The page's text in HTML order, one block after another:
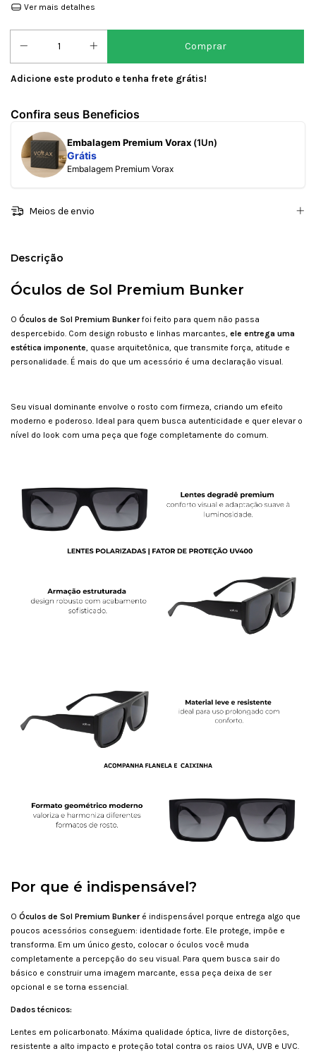
Ver mais detalhes
Adicione este produto e tenha frete grátis!
Confira seus Beneficios
Embalagem Premium Vorax (1Un)
Grátis
Embalagem Premium Vorax
Meios de envio
Descrição
Óculos de Sol Premium Bunker
O Óculos de Sol Premium Bunkerfoi feito para quem não passa
despercebido. Com design robusto e linhas marcantes, ele entrega uma
estética imponente, quase arquitetônica, que transmite força, atitude e
personalidade. É mais do que um acessório é uma declaração visual.
Seu visual dominante envolve o rosto com firmeza, criando um efeito
moderno e poderoso. Ideal para quem busca autenticidade e quer elevar o
nível do look com uma peça que foge completamente do comum.
Por que é indispensável?
O Óculos de Sol Premium Bunker é indispensável porque entrega algo que
poucos acessórios conseguem: identidade forte. Ele protege, impõe e
transforma. Em um único gesto, colocar o óculos você muda
completamente a percepção do seu visual. Para quem busca sair do
básico e construir uma imagem marcante, essa peça deixa de ser
opcional e se torna essencial.
Dados técnicos:
Lentes em policarbonato. Máxima qualidade óptica, livre de distorções,
resistente a alto impacto e proteção total contra os raios UVA, UVB e UVC.